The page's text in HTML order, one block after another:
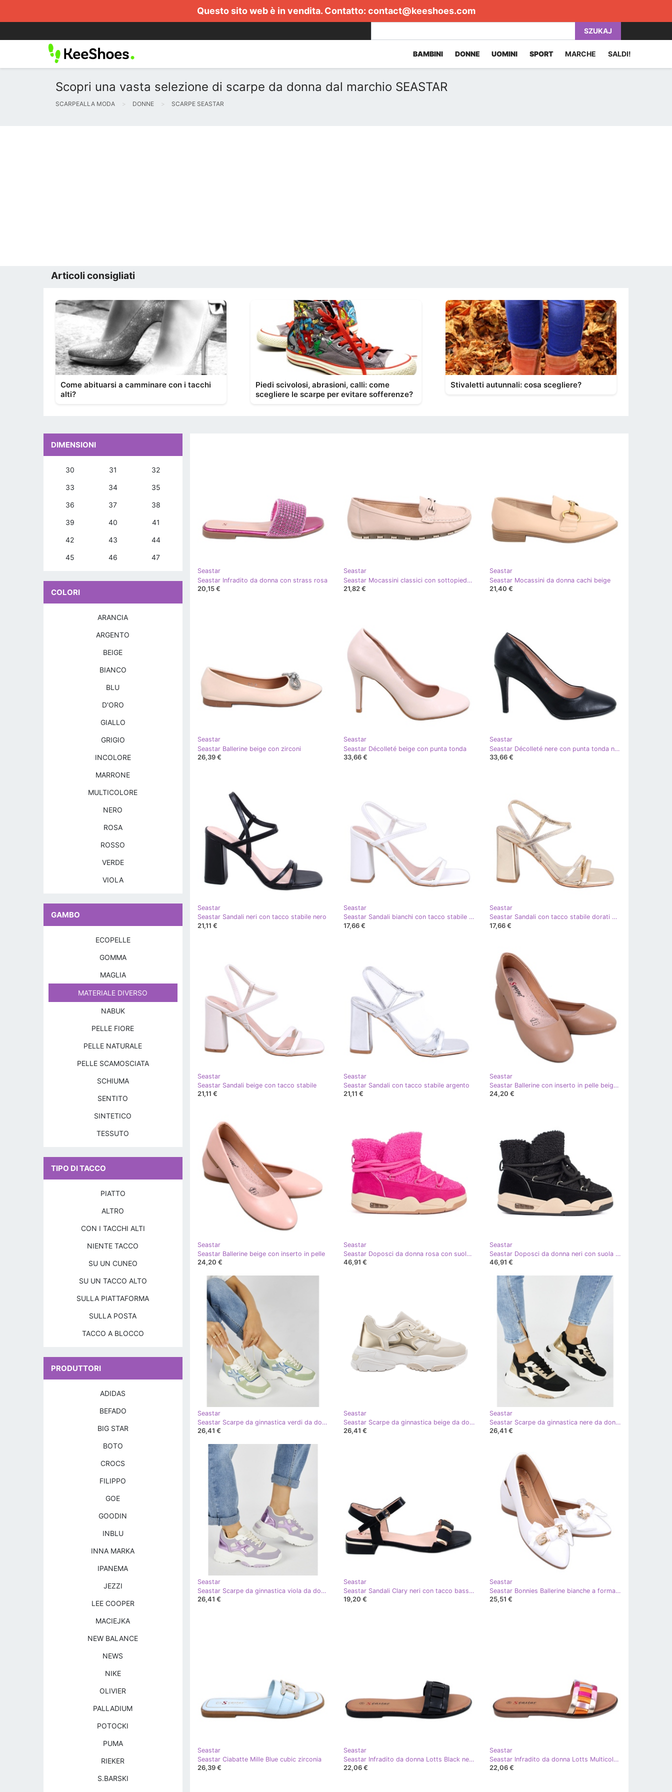
Questo sito web è in vendita. Contatto: contact@keeshoes.com
SZUKAJ
BAMBINI DONNE UOMINI SPORT MARCHE SALDI!
Scopri una vasta selezione di scarpe da donna dal marchio SEASTAR
SCARPEALLA MODA DONNE SCARPE SEASTAR
Articoli consigliati
Come abituarsi a camminare con i tacchi
alti?
Piedi scivolosi, abrasioni, calli: come
scegliere le scarpe per evitare sofferenze?
Stivaletti autunnali: cosa scegliere?
Seastar
Seastar Infradito da donna con strass rosa
20,15 €
Seastar
Seastar Mocassini classici con sottopiede in pelle Beige
21,82 €
Seastar
Seastar Mocassini da donna cachi beige
21,40 €
Seastar
Seastar Ballerine beige con zirconi
26,39 €
Seastar
Seastar Décolleté beige con punta tonda
33,66 €
Seastar
Seastar Décolleté nere con punta tonda nero
33,66 €
Seastar
Seastar Sandali neri con tacco stabile nero
21,11 €
Seastar
Seastar Sandali bianchi con tacco stabile bianco
17,66 €
Seastar
Seastar Sandali con tacco stabile dorati d'oro
17,66 €
Seastar
Seastar Sandali beige con tacco stabile
21,11 €
Seastar
Seastar Sandali con tacco stabile argento
21,11 €
Seastar
Seastar Ballerine con inserto in pelle beige-kaki
24,20 €
Seastar
Seastar Ballerine beige con inserto in pelle
24,20 €
Seastar
Seastar Doposci da donna rosa con suola spessa
46,91 €
Seastar
Seastar Doposci da donna neri con suola spessa nero
46,91 €
Seastar
Seastar Scarpe da ginnastica verdi da donna verde
26,41 €
Seastar
Seastar Scarpe da ginnastica beige da donna
26,41 €
Seastar
Seastar Scarpe da ginnastica nere da donna nero
26,41 €
Seastar
Seastar Scarpe da ginnastica viola da donna
26,41 €
Seastar
Seastar Sandali Clary neri con tacco basso nero
19,20 €
Seastar
Seastar Bonnies Ballerine bianche a forma di orsetto bianco
25,51 €
Seastar
Seastar Ciabatte Mille Blue cubic zirconia
26,39 €
Seastar
Seastar Infradito da donna Lotts Black nero
22,06 €
Seastar
Seastar Infradito da donna Lotts Multicolor multicolore
22,06 €
DIMENSIONI
30 31 32
33 34 35
36 37 38
39 40 41
42 43 44
45 46 47
COLORI
ARANCIA
ARGENTO
BEIGE
BIANCO
BLU
D'ORO
GIALLO
GRIGIO
INCOLORE
MARRONE
MULTICOLORE
NERO
ROSA
ROSSO
VERDE
VIOLA
GAMBO
ECOPELLE
GOMMA
MAGLIA
MATERIALE DIVERSO
NABUK
PELLE FIORE
PELLE NATURALE
PELLE SCAMOSCIATA
SCHIUMA
SENTITO
SINTETICO
TESSUTO
TIPO DI TACCO
PIATTO
ALTRO
CON I TACCHI ALTI
NIENTE TACCO
SU UN CUNEO
SU UN TACCO ALTO
SULLA PIATTAFORMA
SULLA POSTA
TACCO A BLOCCO
PRODUTTORI
ADIDAS
BEFADO
BIG STAR
BOTO
CROCS
FILIPPO
GOE
GOODIN
INBLU
INNA MARKA
IPANEMA
JEZZI
LEE COOPER
MACIEJKA
NEW BALANCE
NEWS
NIKE
OLIVIER
PALLADIUM
POTOCKI
PUMA
RIEKER
S.BARSKI